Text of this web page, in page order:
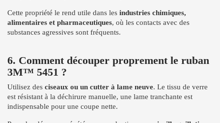
Cette propriété le rend utile dans les industries chimiques,
alimentaires et pharmaceutiques, où les contacts avec des
substances agressives sont fréquents.
6. Comment découper proprement le ruban
3M™ 5451 ?
Utilisez des ciseaux ou un cutter à lame neuve. Le tissu de verre
est résistant à la déchirure manuelle, une lame tranchante est
indispensable pour une coupe nette.